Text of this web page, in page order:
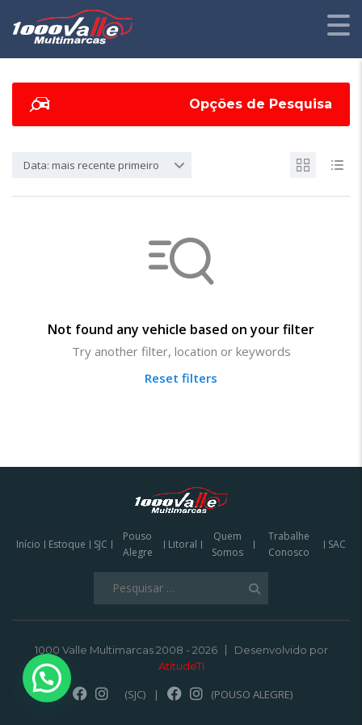
Opções de Pesquisa
Data: mais recente primeiro
Not found any vehicle based on your filter
Try another filter, location or keywords
Reset filters
Início Estoque SJC
Pouso
Alegre
Litoral
Quem
Somos
Trabalhe
Conosco
SAC
1000 Valle Multimarcas 2008 - 2026
Desenvolvido por
AtitudeTI
(SJC) | (POUSO ALEGRE)